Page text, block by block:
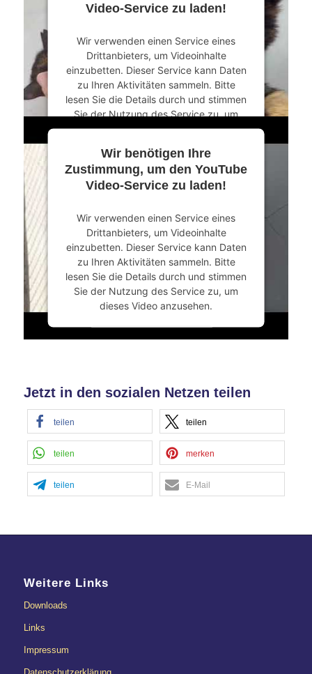
powered byUsercentrics Consent
Management Platform&eRecht24
Video-Service zu laden!
Wir verwenden einen Service eines
Drittanbieters, um Videoinhalte
einzubetten. Dieser Service kann Daten
zu Ihren Aktivitäten sammeln. Bitte
lesen Sie die Details durch und stimmen
Sie der Nutzung des Service zu, um
dieses Video anzusehen.
Mehr Informationen
powered byUsercentrics Consent
Management Platform&eRecht24
Wir benötigen Ihre
Zustimmung, um den YouTube
Video-Service zu laden!
Wir verwenden einen Service eines
Drittanbieters, um Videoinhalte
einzubetten. Dieser Service kann Daten
zu Ihren Aktivitäten sammeln. Bitte
lesen Sie die Details durch und stimmen
Sie der Nutzung des Service zu, um
dieses Video anzusehen.
Mehr Informationen
powered byUsercentrics Consent
Management Platform
Jetzt in den sozialen Netzen teilen
teilen teilen
teilen merken
teilen E-Mail
Weitere Links
Downloads
Links
Impressum